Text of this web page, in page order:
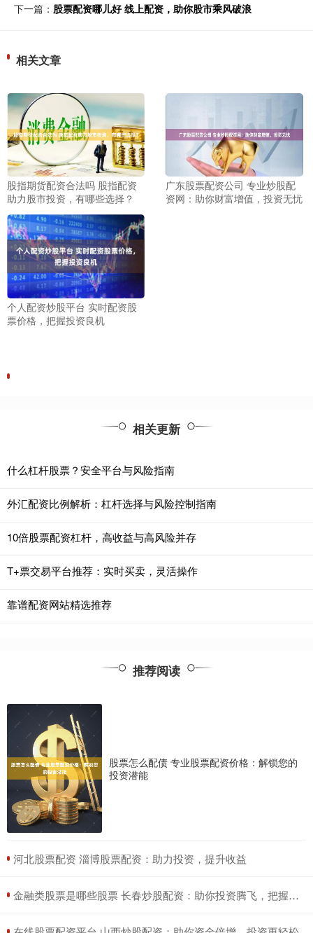
下一篇： 股票配资哪儿好 线上配资，助你股市乘风破浪
相关文章
股指期货配资合法吗 股指配资
助力股市投资，有哪些选择？
广东股票配资公司 专业炒股配
资网：助你财富增值，投资无忧
个人配资炒股平台 实时配资股
票价格，把握投资良机
相关更新
什么杠杆股票？安全平台与风险指南
外汇配资比例解析：杠杆选择与风险控制指南
10倍股票配资杠杆，高收益与高风险并存
T+票交易平台推荐：实时买卖，灵活操作
靠谱配资网站精选推荐
推荐阅读
股票怎么配债 专业股票配资价格：解锁您的
投资潜能
​河北股票配资 淄博股票配资：助力投资，提升收益
​金融类股票是哪些股票 长春炒股配资：助你投资腾飞，把握财富机遇